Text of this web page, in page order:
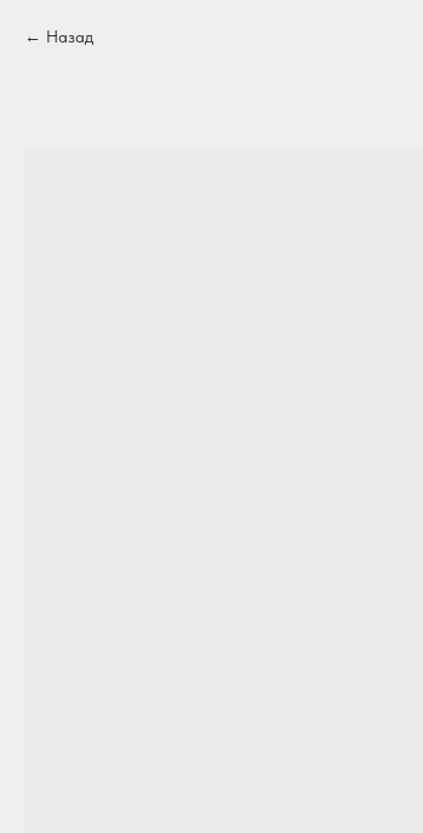
Назад